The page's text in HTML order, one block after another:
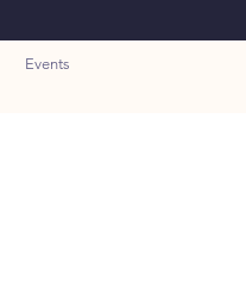
Events